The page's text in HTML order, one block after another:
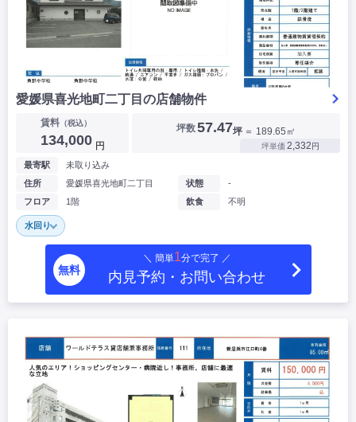
愛媛県喜光地町二丁目の店舗物件
賃料（税込）
134,000 円
坪数57.47坪 ＝ 189.65㎡
坪単価 2,332円
最寄駅
未取り込み
住所
愛媛県喜光地町二丁目
フロア
1階
状態
-
飲食
不明
水回り
無料
＼ 簡単1分で完了 ／
内見予約・お問い合わせ